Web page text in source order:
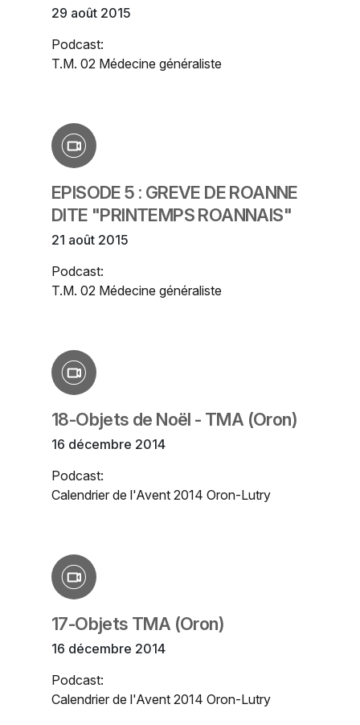
29 août 2015
Podcast:
T.M. 02 Médecine généraliste
EPISODE 5 : GREVE DE ROANNE
DITE "PRINTEMPS ROANNAIS"
21 août 2015
Podcast:
T.M. 02 Médecine généraliste
18-Objets de Noël - TMA (Oron)
16 décembre 2014
Podcast:
Calendrier de l'Avent 2014 Oron-Lutry
17-Objets TMA (Oron)
16 décembre 2014
Podcast:
Calendrier de l'Avent 2014 Oron-Lutry